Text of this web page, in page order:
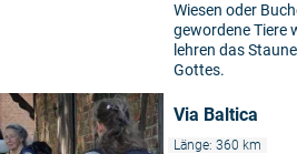
Wiesen oder
gewordene Tiere
lehren das
Gottes.
Via Baltica
Länge: 360 km